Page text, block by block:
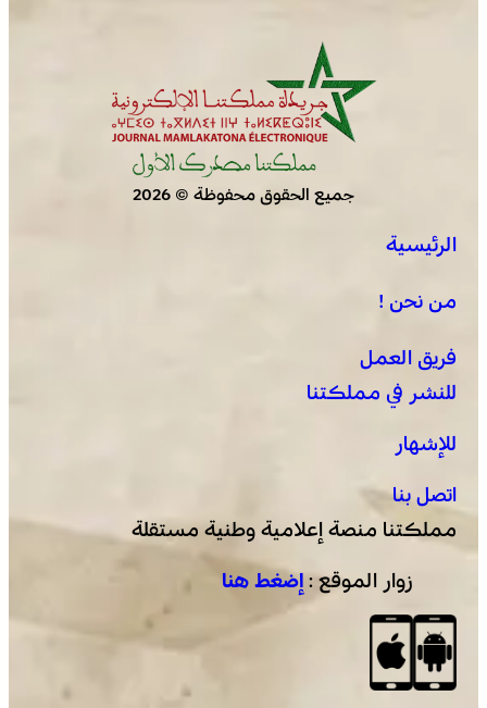
جميع الحقوق محفوظة © 2026
الرئيسية
من نحن !
فريق العمل
للنشر في مملكتنا
للإشهار
اتصل بنا
مملكتنا منصة إعلامية وطنية مستقلة
زوار الموقع : إضغط هنا